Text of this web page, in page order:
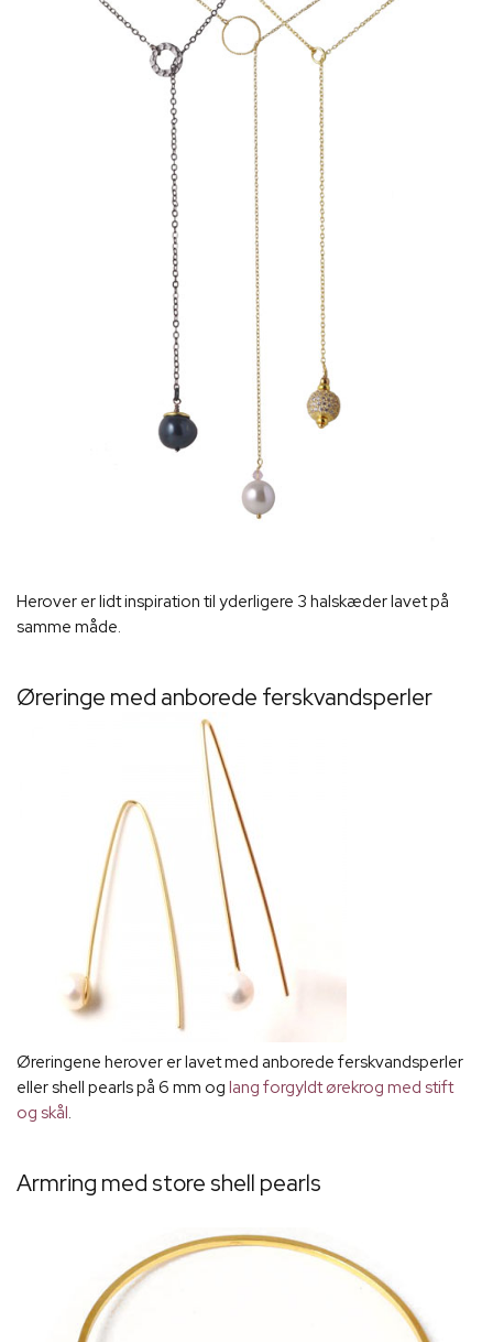
Herover er lidt inspiration til yderligere 3 halskæder lavet på
samme måde.
Øreringe med anborede ferskvandsperler
Øreringene herover er lavet med anborede ferskvandsperler
eller shell pearls på 6 mm og lang forgyldt ørekrog med stift
og skål.
Armring med store shell pearls